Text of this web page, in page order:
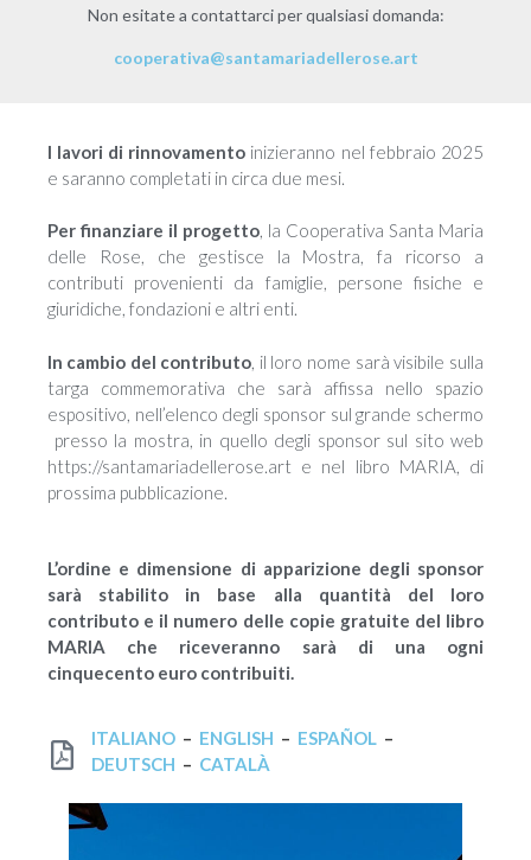
Non esitate a contattarci per qualsiasi domanda:
cooperativa@santamariadellerose.art
I lavori di rinnovamento inizieranno nel febbraio 2025
e saranno completati in circa due mesi.
Per finanziare il progetto, la Cooperativa Santa Maria
delle Rose, che gestisce la Mostra, fa ricorso a
contributi provenienti da famiglie, persone fisiche e
giuridiche, fondazioni e altri enti.
In cambio del contributo , il loro nome sarà visibile sulla
targa commemorativa che sarà affissa nello spazio
espositivo, nell’elenco degli sponsor sul grande schermo
presso la mostra, in quello degli sponsor sul sito web
https://santamariadellerose.art e nel libro MARIA, di
prossima pubblicazione.
L’ordine e dimensione di apparizione degli sponsor
sarà stabilito in base alla quantità del loro
contributo e il numero delle copie gratuite del libro
MARIA che riceveranno sarà di una ogni
cinquecento euro contribuiti.
ITALIANO– ENGLISH – ESPAÑOL
–
DEUTSCH – CATALÀ